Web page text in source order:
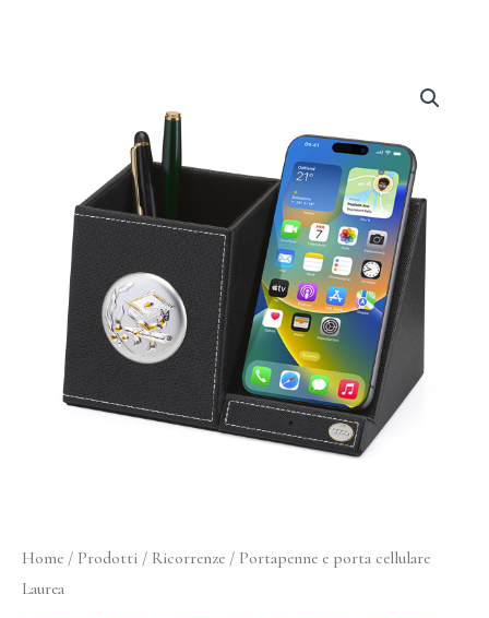
Home / Prodotti / Ricorrenze / Portapenne e porta cellulare
Laurea